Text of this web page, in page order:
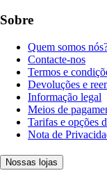
Sobre
Quem somos
Contacte-nos
Termos e
Devoluções e
Informação legal
Meios de
Tarifas e opções
Nota de
Nossas lojas